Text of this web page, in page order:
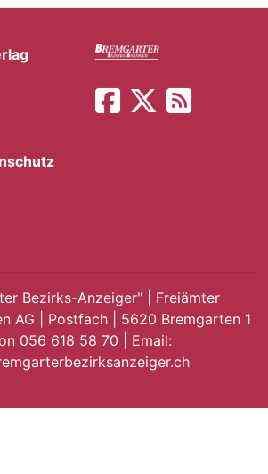
Bezirks-Anzeiger" | Freiämter
AG | Postfach | 5620 Bremgarten 1
056 618 58 70 | Email: